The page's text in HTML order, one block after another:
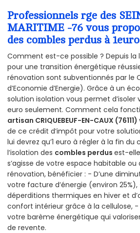
Professionnels rge des
MARITIME -76 vous
des combles perdus à
Comment est-ce possible ? Depuis la
pour une transition énergétique
rénovation sont subventionnés par le
d’Economie d’Energie). Grâce à un
solution isolation vous permet d’isoler
euro seulement. Comment cela
artisan CRIQUEBEUF-EN-CAUX (76111)
de ce crédit d’impôt pour votre
lui devrez qu’1 euro à régler à la fin du
l’isolation des combles perdus est-
s’agisse de votre espace habitable ou
rénovation, bénéficier : - D’une
votre facture d’énergie (environ 25%),
déperditions thermiques en hiver et
confort intérieur grâce à la cellulose, -
votre barème énergétique qui
de revente.